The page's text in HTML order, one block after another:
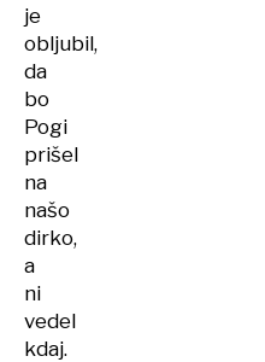
je
obljubil,
da
bo
Pogi
prišel
na
našo
dirko,
a
ni
vedel
kdaj.